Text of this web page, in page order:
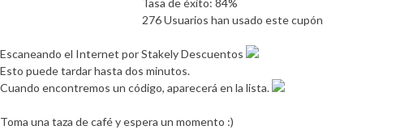
Tasa de éxito: 84%
276 Usuarios han usado este cupón
Escaneando el Internet por Stakely Descuentos
Esto puede tardar hasta dos minutos.
Cuando encontremos un código, aparecerá en la lista.
Toma una taza de café y espera un momento :)